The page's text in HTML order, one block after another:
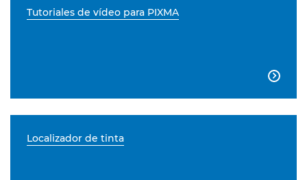
Tutoriales de vídeo para PIXMA

Localizador de tinta